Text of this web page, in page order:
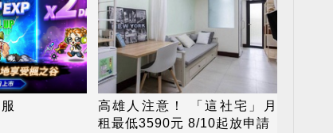
高雄人注意！ 「這社宅」月
租最低3590元 8/10起放申請